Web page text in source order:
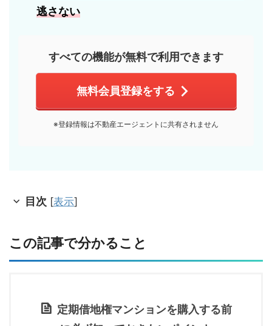
逃さない
すべての機能が無料で利用できます
無料会員登録をする
※登録情報は不動産エージェントに共有されません
目次 [表示]
この記事で分かること
定期借地権マンションを購入する前